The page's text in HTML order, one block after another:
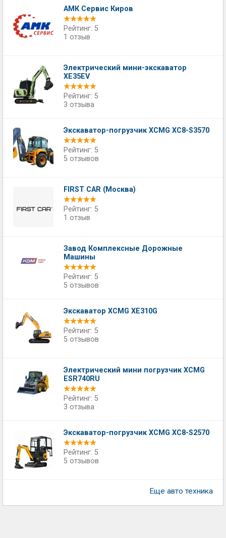
АМК Сервис Киров
Рейтинг: 5
1 отзыв
Электрический мини-экскаватор
XE35EV
Рейтинг: 5
3 отзыва
Экскаватор-погрузчик XCMG XC8-S3570
Рейтинг: 5
5 отзывов
FIRST CAR (Москва)
Рейтинг: 5
1 отзыв
Завод Комплексные Дорожные
Машины
Рейтинг: 5
5 отзывов
Экскаватор XCMG XE310G
Рейтинг: 5
5 отзывов
Электрический мини погрузчик XCMG
ESR740RU
Рейтинг: 5
3 отзыва
Экскаватор-погрузчик XCMG XC8-S2570
Рейтинг: 5
5 отзывов
Еще авто техника